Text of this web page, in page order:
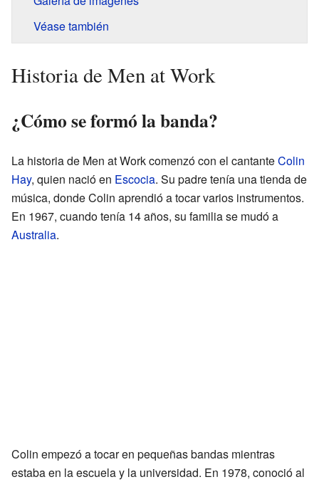
Véase también
Historia de Men at Work
¿Cómo se formó la banda?
La historia de Men at Work comenzó con el cantanteColin
Hay, quien nació en Escocia. Su padre tenía una tienda de
música, donde Colin aprendió a tocar varios instrumentos.
En 1967, cuando tenía 14 años, su familia se mudó a
Australia.
Colin empezó a tocar en pequeñas bandas mientras
estaba en la escuela y la universidad. En 1978, conoció al